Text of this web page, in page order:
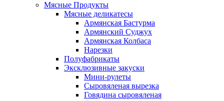
Мясные Продукты
Мясные деликатесы
Армянская Бастурма
Армянский Суджух
Армянская Колбаса
Нарезки
Полуфабрикаты
Эксклюзивные закуски
Мини-рулеты
Сыровяленая вырезка
Говядина сыровяленая